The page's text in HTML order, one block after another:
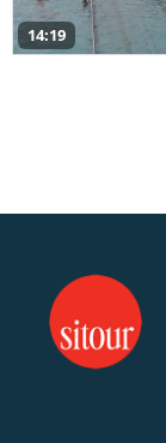
14:19